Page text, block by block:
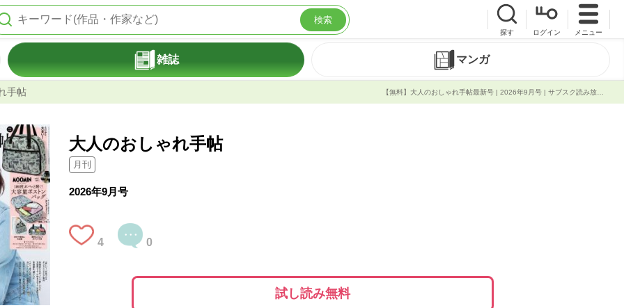
検索
探す ログイン メニュー
雑誌 マンガ
手帖
大人のおしゃれ手帖
月刊
2026年9月号
4 0
試し読み無料